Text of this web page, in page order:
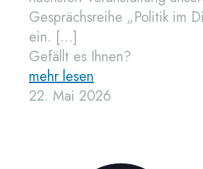
Gesprächsreihe „Politik im
ein. […]
Gefällt es Ihnen?
mehr lesen
22. Mai 2026